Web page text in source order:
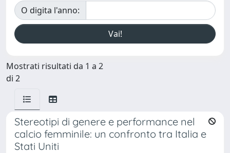
O digita l'anno:
Mostrati risultati da 1 a 2
di 2
Stereotipi di genere e performance nel
calcio femminile: un confronto tra Italia e
Stati Uniti